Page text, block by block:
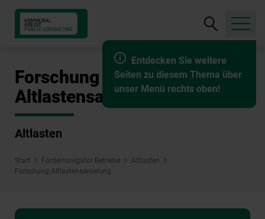
Entdecken Sie weitere
Seiten zu diesem Thema über
unser Menü rechts oben!
Suche
öffnen
Forschung
Altlastensanierung
Altlasten
Start Fördernavigator Betriebe
Altlasten
Forschung Altlastensanierung